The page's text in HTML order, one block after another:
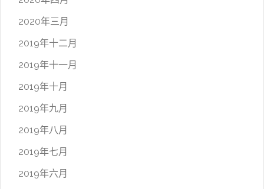
2020年三月
2019年十二月
2019年十一月
2019年十月
2019年九月
2019年八月
2019年七月
2019年六月